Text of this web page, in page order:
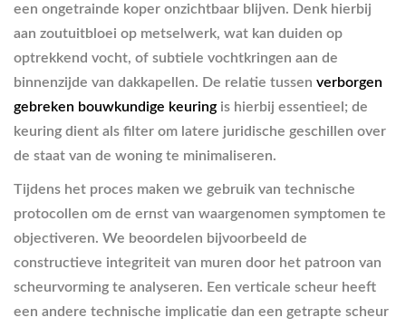
een ongetrainde koper onzichtbaar blijven. Denk hierbij
aan zoutuitbloei op metselwerk, wat kan duiden op
optrekkend vocht, of subtiele vochtkringen aan de
binnenzijde van dakkapellen. De relatie tussen verborgen
gebreken bouwkundige keuring is hierbij essentieel; de
keuring dient als filter om latere juridische geschillen over
de staat van de woning te minimaliseren.
Tijdens het proces maken we gebruik van technische
protocollen om de ernst van waargenomen symptomen te
objectiveren. We beoordelen bijvoorbeeld de
constructieve integriteit van muren door het patroon van
scheurvorming te analyseren. Een verticale scheur heeft
een andere technische implicatie dan een getrapte scheur